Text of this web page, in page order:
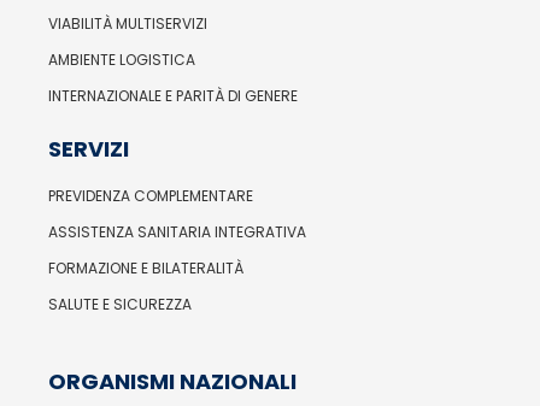
VIABILITÀ MULTISERVIZI
AMBIENTE LOGISTICA
INTERNAZIONALE E PARITÀ DI GENERE
SERVIZI
PREVIDENZA COMPLEMENTARE
ASSISTENZA SANITARIA INTEGRATIVA
FORMAZIONE E BILATERALITÀ
SALUTE E SICUREZZA
ORGANISMI NAZIONALI